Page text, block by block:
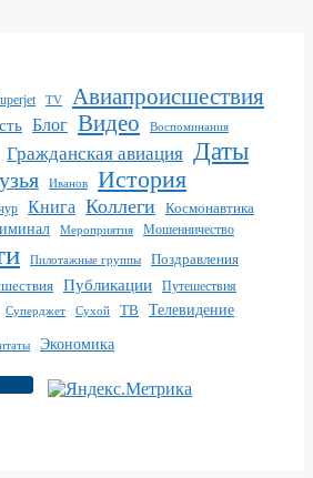
TV Авиапроисшествия
Блог Видео Воспоминания
Гражданская авиация Даты
Иванов История
Книга Коллеги Космонавтика
Мероприятия Мошенничество
Пилотажные группы Поздравления
Публикации Путешествия
Суперджет Сухой ТВ Телевидение
Экономика